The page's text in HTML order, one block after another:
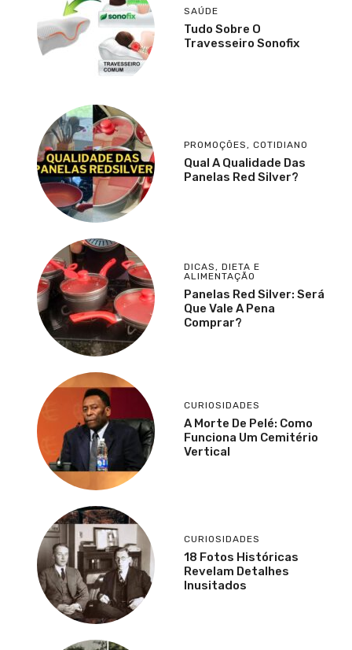
SAÚDE
Tudo Sobre O
Travesseiro Sonofix
PROMOÇÕES , COTIDIANO
Qual A Qualidade Das
Panelas Red Silver?
DICAS , DIETA E
ALIMENTAÇÃO
Panelas Red Silver: Será
Que Vale A Pena
Comprar?
CURIOSIDADES
A Morte De Pelé: Como
Funciona Um Cemitério
Vertical
CURIOSIDADES
18 Fotos Históricas
Revelam Detalhes
Inusitados